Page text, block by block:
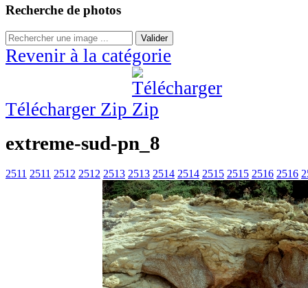
Recherche de photos
Valider
Revenir à la catégorie
Télécharger Zip
extreme-sud-pn_8
2511 2511 2512 2512 2513 2513 2514 2514 2515 2515 2516 2516